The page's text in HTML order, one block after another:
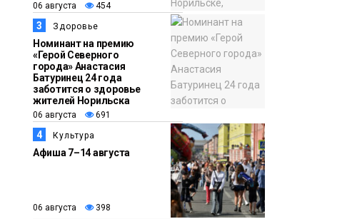
13:47
06 августа
Новости
Заполярный
транспортный филиал
в Дудинке
заасфальтировал 47
тысяч «квадратов»
грузовых площадок
13:10
Животные
В Норильске лыжную
базу «Оль-Гуль»
закрыли из-за
появления медведя
06 августа 454
3 Здоровье
Номинант на премию
«Герой Северного
города» Анастасия
Батуринец 24 года
заботится о здоровье
жителей Норильска
06 августа 691
4 Культура
Афиша 7–14 августа
06 августа 398